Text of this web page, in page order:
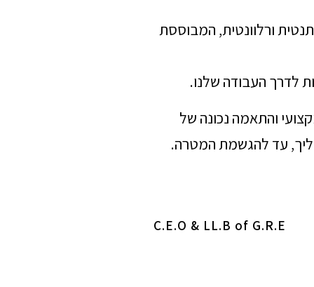
ורלוונטית, המבוססת
לדרך העבודה שלנו.
והתאמה נכונה של
עד להגשמת המטרה.
C.E.O & LL.B of G.R.E